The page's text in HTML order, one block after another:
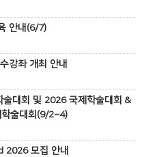
안내(6/7)
강좌 개최 안내
대회 및 2026 국제학술대회 &
술대회(9/2~4)
모집 안내